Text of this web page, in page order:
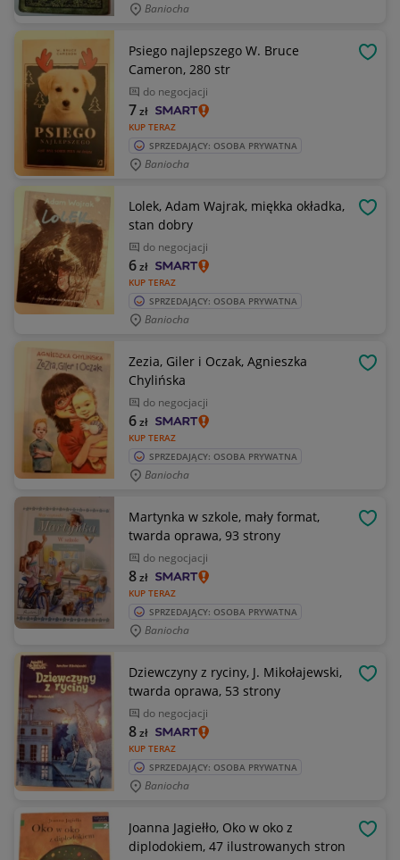
Baniocha
Psiego najlepszego W. Bruce
Cameron, 280 str
do negocjacji
KUP TERAZ
7zł
SPRZEDAJĄCY: OSOBA PRYWATNA
Baniocha
Lolek, Adam Wajrak, miękka okładka,
stan dobry
do negocjacji
KUP TERAZ
6zł
SPRZEDAJĄCY: OSOBA PRYWATNA
Baniocha
Zezia, Giler i Oczak, Agnieszka
Chylińska
do negocjacji
KUP TERAZ
6zł
SPRZEDAJĄCY: OSOBA PRYWATNA
Baniocha
Martynka w szkole, mały format,
twarda oprawa, 93 strony
do negocjacji
KUP TERAZ
8zł
SPRZEDAJĄCY: OSOBA PRYWATNA
Baniocha
Dziewczyny z ryciny, J. Mikołajewski,
twarda oprawa, 53 strony
do negocjacji
KUP TERAZ
8zł
SPRZEDAJĄCY: OSOBA PRYWATNA
Baniocha
Joanna Jagiełło, Oko w oko z
diplodokiem, 47 ilustrowanych stron